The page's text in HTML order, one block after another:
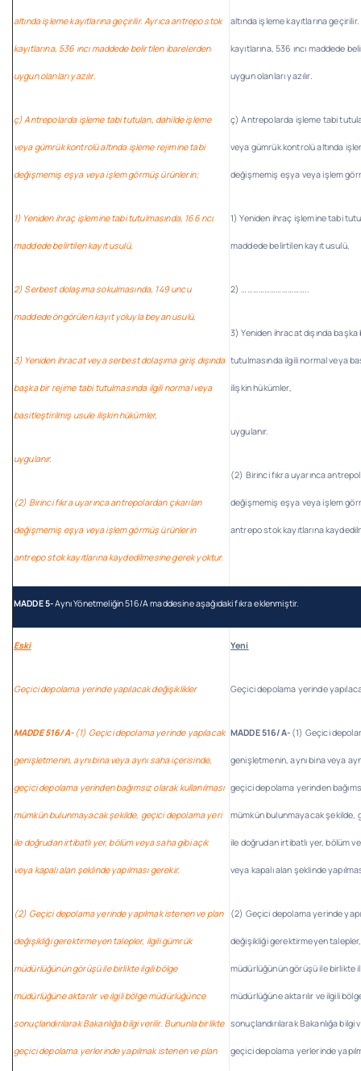
altında işleme kayıtlarına geçirilir. Ayrıca antrepo stok
kayıtlarına, 536 ıncı maddede belirtilen ibarelerden
uygun olanları yazılır.
ç) Antrepolarda işleme tabi tutulan, dahilde işleme
veya gümrük kontrolü altında işleme rejimine tabi
değişmemiş eşya veya işlem görmüş ürünlerin;
1) Yeniden ihraç işlemine tabi tutulmasında, 166 ncı
maddede belirtilen kayıt usulü,
2) Serbest dolaşıma sokulmasında, 149 uncu
maddede öngörülen kayıt yoluyla beyan usulü,
3) Yeniden ihracat veya serbest dolaşıma giriş dışında
başka bir rejime tabi tutulmasında ilgili normal veya
basitleştirilmiş usule ilişkin hükümler,
uygulanır.
(2) Birinci fıkra uyarınca antrepolardan çıkarılan
değişmemiş eşya veya işlem görmüş ürünlerin
antrepo stok kayıtlarına kaydedilmesine gerek yoktur.
altında işleme kayıtlarına
kayıtlarına, 536 ıncı maddede
uygun olanları yazılır.
ç) Antrepolarda işleme tabi
veya gümrük kontrolü altında
değişmemiş eşya veya işlem
1) Yeniden ihraç işlemine tabi
maddede belirtilen kayıt usulü,
2) ……………………………..
3) Yeniden ihracat dışında
tutulmasında ilgili normal veya
ilişkin hükümler,
uygulanır.
(2) Birinci fıkra uyarınca
değişmemiş eşya veya işlem
antrepo stok kayıtlarına
MADDE 5-Aynı Yönetmeliğin 516/A maddesine aşağıdaki fıkra eklenmiştir.
Eski
Geçici depolama yerinde yapılacak değişiklikler
MADDE 516/A-(1) Geçici depolama yerinde yapılacak
genişletmenin, aynı bina veya aynı saha içerisinde,
geçici depolama yerinden bağımsız olarak kullanılması
mümkün bulunmayacak şekilde, geçici depolama yeri
ile doğrudan irtibatlı yer, bölüm veya saha gibi açık
veya kapalı alan şeklinde yapılması gerekir.
(2) Geçici depolama yerinde yapılmak istenen ve plan
değişikliği gerektirmeyen talepler, ilgili gümrük
müdürlüğünün görüşü ile birlikte ilgili bölge
müdürlüğüne aktarılır ve ilgili bölge müdürlüğünce
sonuçlandırılarak Bakanlığa bilgi verilir. Bununla birlikte
geçici depolama yerlerinde yapılmak istenen ve plan
Yeni
Geçici depolama yerinde
MADDE 516/A-(1) Geçici
genişletmenin, aynı bina veya
geçici depolama yerinden
mümkün bulunmayacak şekilde,
ile doğrudan irtibatlı yer, bölüm
veya kapalı alan şeklinde
(2) Geçici depolama yerinde
değişikliği gerektirmeyen
müdürlüğünün görüşü ile birlikte
müdürlüğüne aktarılır ve ilgili
sonuçlandırılarak Bakanlığa bilgi
geçici depolama yerlerinde